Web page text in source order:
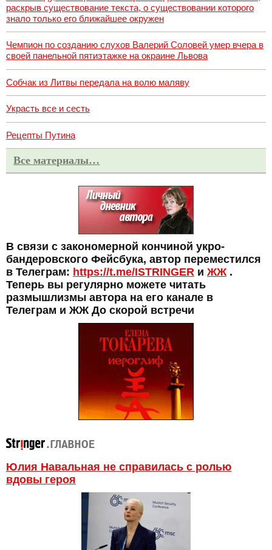
раскрыв существование текста, о существовании которого
знало только его ближайшее окружен
Чемпион по созданию слухов Валерий Соловей умер вчера в
своей панельной пятиэтажке на окраине Львова
Собчак из Литвы передала на волю маляву
Украсть все и сесть
Рецепты Путина
Все материалы…
В связи с закономерной кончиной укро-
бандеровского Фейсбука, автор переместился
в Телеграм: https://t.me/ISTRINGER и ЖЖ.
Теперь вы регулярно можете читать
размышлизмы автора на его канале в
Телеграм и ЖЖ До скорой встречи
Юлия Навальная не справилась с ролью
вдовы героя